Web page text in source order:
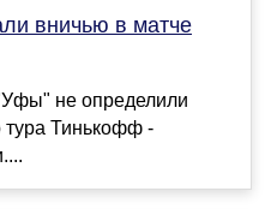
вничью в матче
не определили
тура Тинькофф -